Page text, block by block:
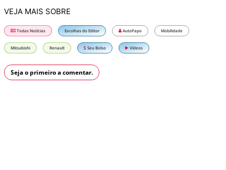
VEJA MAIS SOBRE
Todas Notícias Escolhas do Editor AutoPapo Mobilidade
Mitsubishi Renault Seu Bolso Vídeos
Seja o primeiro a comentar.